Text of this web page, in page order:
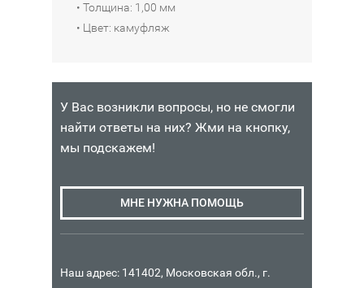
• Толщина: 1,00 мм
• Цвет: камуфляж
У Вас возникли вопросы, но не смогли
найти ответы на них? Жми на кнопку,
мы подскажем!
МНЕ НУЖНА ПОМОЩЬ
Наш адрес: 141402, Московская обл., г.